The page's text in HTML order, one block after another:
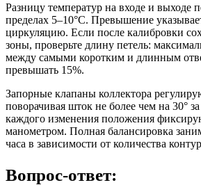
Разницу температур на входе и выходе
пределах 5–10°C. Превышение
циркуляцию. Если после калибровки
зоны, проверьте длину петель:
между самыми коротким и длинным
превышать 15%.
Запорные клапаны коллектора
поворачивая шток не более чем на 30°
каждого изменения положения
манометром. Полная балансировка
часа в зависимости от количества
Вопрос-ответ: